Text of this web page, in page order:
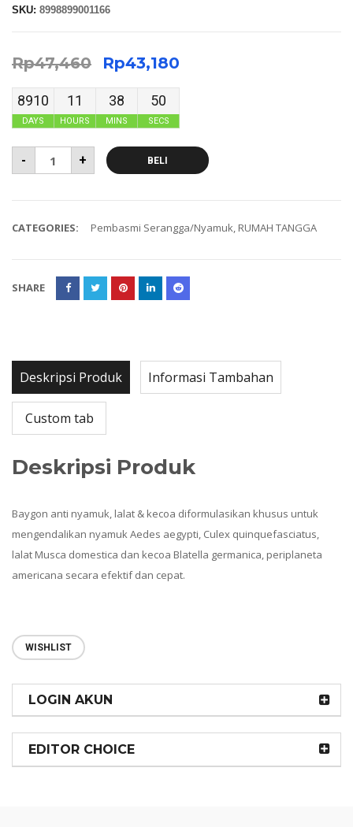
SKU: 8998899001166
Rp47,460 Rp43,180
8910
DAYS
11
HOURS
38
MINS
50
SECS
- + BELI
CATEGORIES: Pembasmi Serangga/Nyamuk, RUMAH TANGGA
SHARE
Deskripsi Produk Informasi Tambahan
Custom tab
Deskripsi Produk
Baygon anti nyamuk, lalat & kecoa diformulasikan khusus untuk
mengendalikan nyamuk Aedes aegypti, Culex quinquefasciatus,
lalat Musca domestica dan kecoa Blatella germanica, periplaneta
americana secara efektif dan cepat.
WISHLIST
LOGIN AKUN
EDITOR CHOICE